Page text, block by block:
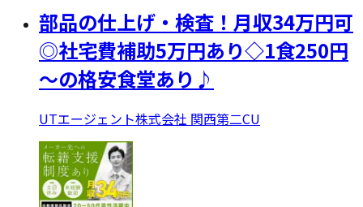
部品の仕上げ・検査！月収34万円可
◎社宅費補助5万円あり◇1食250円
～の格安食堂あり♪
UTエージェント株式会社 関西第二CU